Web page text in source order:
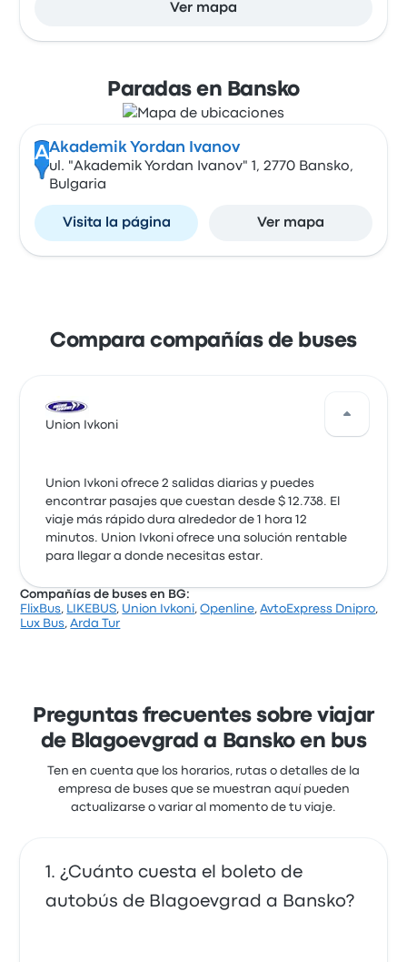
Ver mapa
Paradas en Bansko
AAkademik Yordan Ivanov
ul. "Akademik Yordan Ivanov" 1, 2770 Bansko,
Bulgaria
Visita la página Ver mapa
Compara compañías de buses
Union Ivkoni
Union Ivkoni ofrece 2 salidas diarias y puedes
encontrar pasajes que cuestan desde $ 12.738. El
viaje más rápido dura alrededor de 1 hora 12
minutos. Union Ivkoni ofrece una solución rentable
para llegar a donde necesitas estar.
Compañías de buses en BG:
FlixBus, LIKEBUS, Union Ivkoni,Openline,AvtoExpress Dnipro,
Lux Bus,Arda Tur
Preguntas frecuentes sobre viajar
de Blagoevgrad a Bansko en bus
Ten en cuenta que los horarios, rutas o detalles de la
empresa de buses que se muestran aquí pueden
actualizarse o variar al momento de tu viaje.
¿Cuánto cuesta el boleto de
autobús de Blagoevgrad a Bansko?